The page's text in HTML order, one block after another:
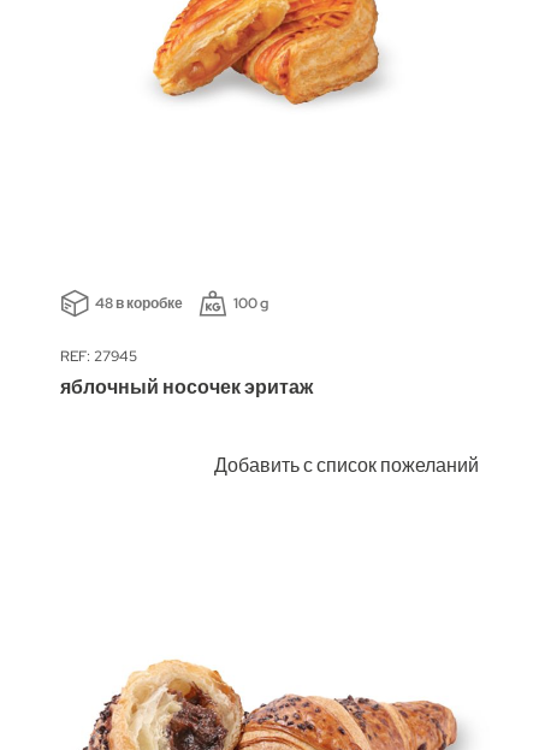
48 в коробке 100 g
REF: 27945
яблочный носочек эритаж
Добавить с список пожеланий